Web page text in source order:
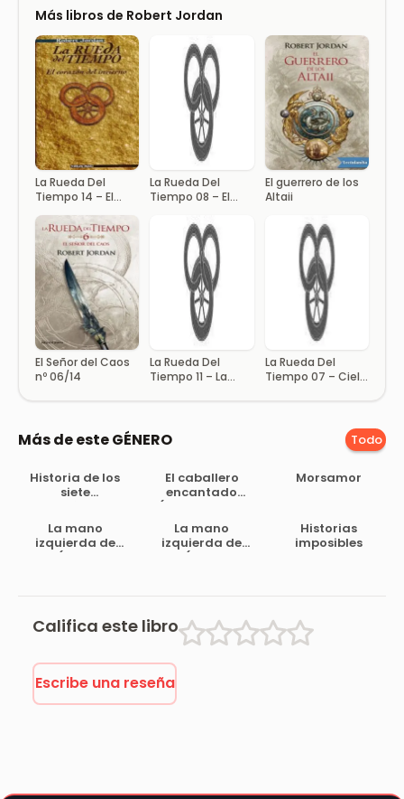
Más libros de Robert Jordan
La Rueda Del
Tiempo 14 – El
Invierno
La Rueda Del
Tiempo 08 – El
El guerrero de los
Altaii
El Señor del Caos
nº 06/14
La Rueda Del
Tiempo 11 – La
La Rueda Del
Tiempo 07 – Cielo
Más de este GÉNERO Todo
Historia de los
siete
leyenda árabe
El caballero
encantado
(cuento real…
inverosímil)
Morsamor
La mano
izquierda de
Dios (Tomo – V
La mano
izquierda de
Dios (Tomo – V
Historias
imposibles
Califica este libro
Escribe una reseña